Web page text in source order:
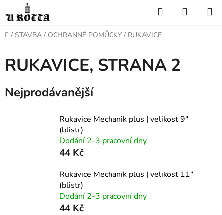
na
obsah
Hledat
KOŠÍK
DOMŮ
/ STAVBA / OCHRANNÉ POMŮCKY / RUKAVICE
RUKAVICE, STRANA 2
Nejprodávanější
Rukavice Mechanik plus | velikost 9"
(blistr)
Dodání 2-3 pracovní dny
44 Kč
Rukavice Mechanik plus | velikost 11"
(blistr)
Dodání 2-3 pracovní dny
44 Kč